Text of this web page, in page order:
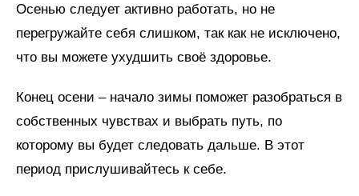
Осенью следует активно работать, но не
перегружайте себя слишком, так как не исключено,
что вы можете ухудшить своё здоровье.
Конец осени – начало зимы поможет разобраться в
собственных чувствах и выбрать путь, по
которому вы будет следовать дальше. В этот
период прислушивайтесь к себе.